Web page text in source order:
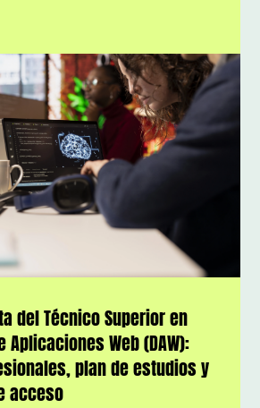
del Técnico Superior en
Aplicaciones Web (DAW):
plan de estudios y
acceso